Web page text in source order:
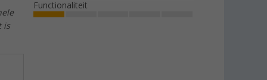
is
Functionaliteit